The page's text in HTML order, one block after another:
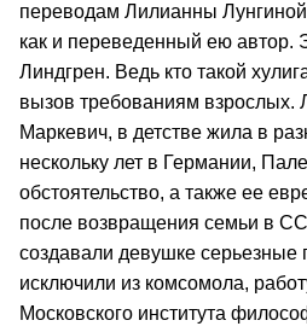
переводам Лилианны
как и переведенный ею автор.
Линдгрен. Ведь кто такой
вызов требованиям взрослых.
Маркевич, в детстве жила в
нескольку лет в Германии,
обстоятельство, а также ее
после возвращения семьи в
создавали девушке серьезные
исключили из комсомола,
Московского института